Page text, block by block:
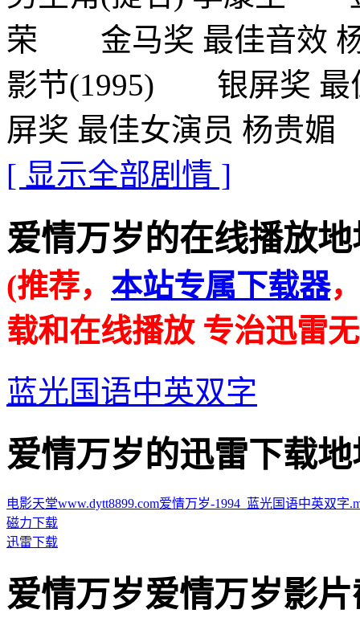
荣 金马奖 最佳音效
影节(1995) 银屏奖
屏奖 最佳女演员 杨贵媚
[ 显示全部剧情 ]
爱情万岁的在线播放地
(推荐， 本站专属下载器
载和在线播放 专治迅雷
蓝光国语中英双字
爱情万岁的迅雷下载地
电影天堂www.dytt8899.com爱情万岁-1994_蓝光国语中英双字
磁力下载
迅雷下载
爱情万岁爱情万岁影片